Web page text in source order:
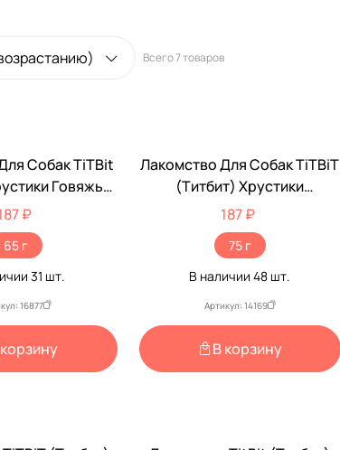
Всего7 товаров
Собак TiTBit
Говяжьи
0399
₽
65 г
31 шт.
16877
Лакомство Для Собак TiTBiT
(Титбит) Хрустики
Диетические 75г 319748
187 ₽
75 г
В наличии48 шт.
Артикул: 14169
В корзину